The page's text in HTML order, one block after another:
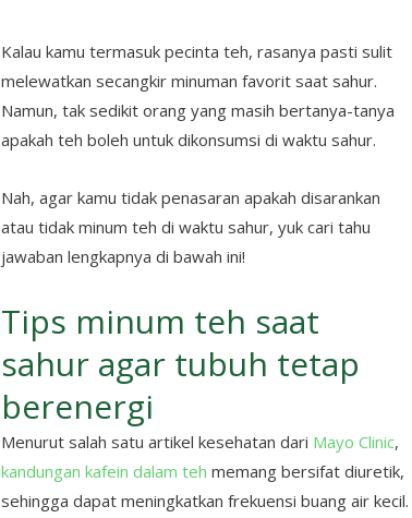
Kalau kamu termasuk pecinta teh, rasanya pasti sulit
melewatkan secangkir minuman favorit saat sahur.
Namun, tak sedikit orang yang masih bertanya-tanya
apakah teh boleh untuk dikonsumsi di waktu sahur.
Nah, agar kamu tidak penasaran apakah disarankan
atau tidak minum teh di waktu sahur, yuk cari tahu
jawaban lengkapnya di bawah ini!
Tips minum teh saat
sahur agar tubuh tetap
berenergi
Menurut salah satu artikel kesehatan dari Mayo Clinic,
kandungan kafein dalam teh memang bersifat diuretik,
sehingga dapat meningkatkan frekuensi buang air kecil.